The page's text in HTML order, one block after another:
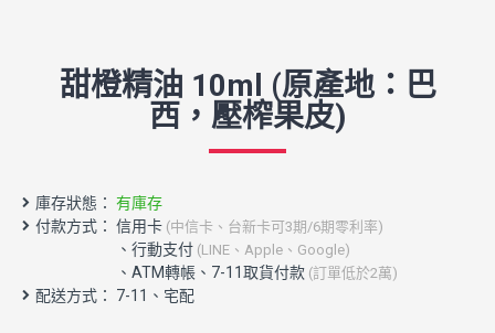
甜橙精油 10ml (原產地：巴
西，壓榨果皮)
庫存狀態： 有庫存
付款方式： 信用卡 (中信卡、台新卡可3期/6期零利率)
配送方式： 7-11、宅配